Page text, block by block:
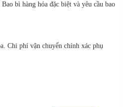
bì hàng hóa đặc biệt và yêu cầu bao
Chi phí vận chuyển chính xác phụ